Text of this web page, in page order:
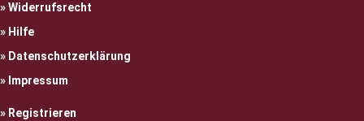
Widerrufsrecht
Hilfe
Datenschutzerklärung
Impressum
Registrieren